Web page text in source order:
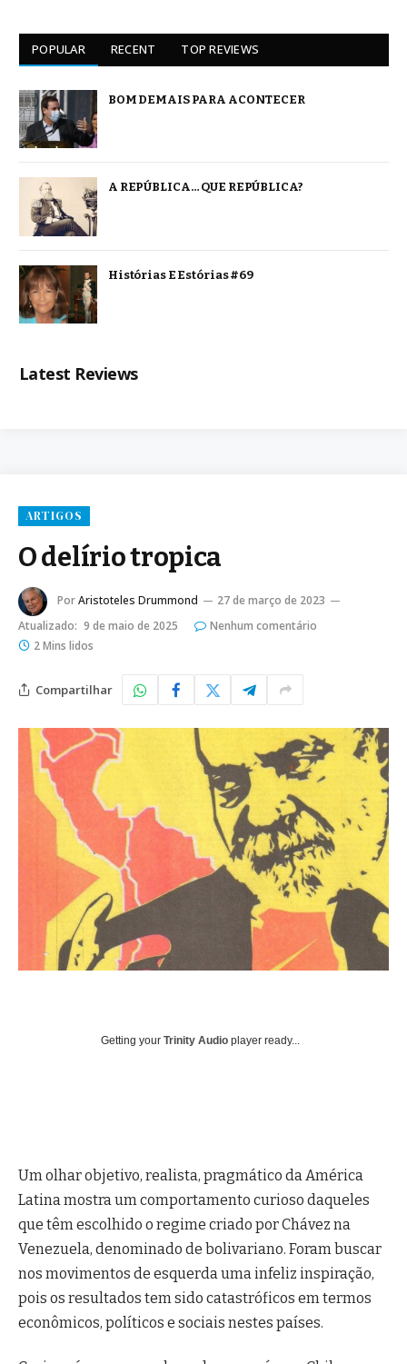
POPULAR RECENT TOP REVIEWS
BOM DEMAIS PARA ACONTECER
A REPÚBLICA… QUE REPÚBLICA?
Histórias E Estórias #69
Latest Reviews
ARTIGOS
O delírio tropica
PorAristoteles Drummond
27 de março de 2023
Atualizado: 9 de maio de 2025
Nenhum comentário
2 Mins lidos
Compartilhar
Getting your Trinity Audio player ready...
Um olhar objetivo, realista, pragmático da América
Latina mostra um comportamento curioso daqueles
que têm escolhido o regime criado por Chávez na
Venezuela, denominado de bolivariano. Foram buscar
nos movimentos de esquerda uma infeliz inspiração,
pois os resultados tem sido catastróficos em termos
econômicos, políticos e sociais nestes países.